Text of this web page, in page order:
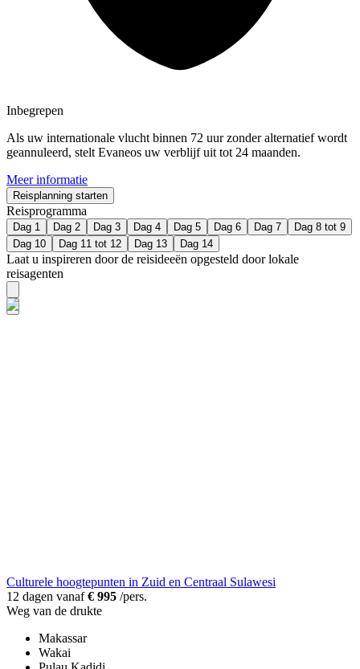
Inbegrepen
Als uw internationale vlucht binnen 72 uur zonder alternatief wordt
geannuleerd, stelt Evaneos uw verblijf uit tot 24 maanden.
Meer informatie
Reisplanning starten
Reisprogramma
Dag 1 Dag 2 Dag 3 Dag 4 Dag 5 Dag 6 Dag 7
Dag 8 tot 9
Dag 10
Dag 11 tot 12 Dag 13 Dag 14
Laat u inspireren door de reisideeën opgesteld door lokale
reisagenten
Culturele hoogtepunten in Zuid en Centraal Sulawesi
12 dagen vanaf€ 995 /pers.
Weg van de drukte
Makassar
Wakai